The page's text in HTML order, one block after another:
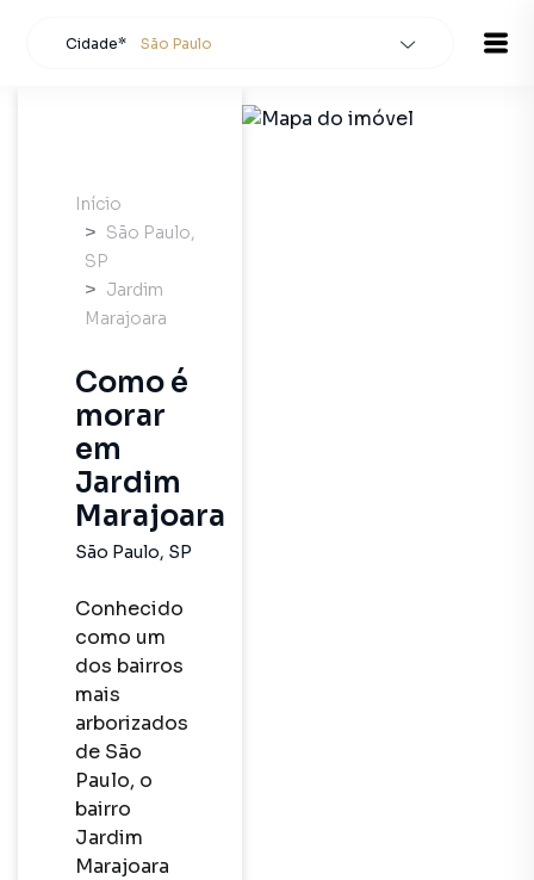
Cidade* São Paulo
Início
São Paulo,
SP
Jardim
Marajoara
Como é
morar
em
Jardim
Marajoara
São Paulo, SP
Conhecido
como um
dos bairros
mais
arborizados
de São
Paulo, o
bairro
Jardim
Marajoara